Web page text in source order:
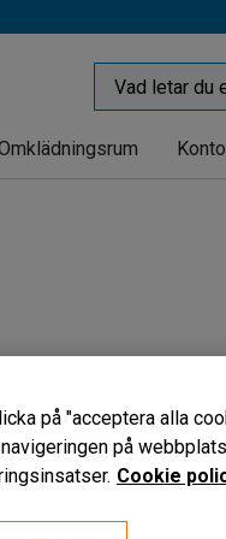
på "acceptera alla
på
Cookie